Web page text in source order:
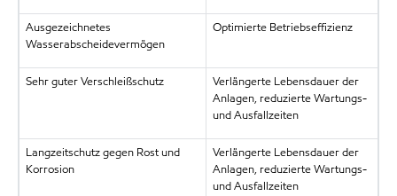
Ausgezeichnetes
Wasserabscheidevermögen
Optimierte Betriebseffizienz
Sehr guter Verschleißschutz
Verlängerte Lebensdauer der
Anlagen, reduzierte Wartungs-
und Ausfallzeiten
Langzeitschutz gegen Rost und
Korrosion
Verlängerte Lebensdauer der
Anlagen, reduzierte Wartungs-
und Ausfallzeiten